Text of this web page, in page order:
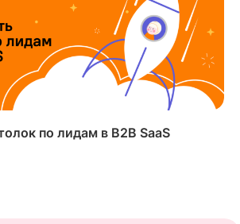
по лидам в B2B SaaS